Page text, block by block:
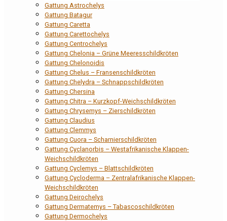
Gattung Astrochelys
Gattung Batagur
Gattung Caretta
Gattung Carettochelys
Gattung Centrochelys
Gattung Chelonia – Grüne Meeresschildkröten
Gattung Chelonoidis
Gattung Chelus – Fransenschildkröten
Gattung Chelydra – Schnappschildkröten
Gattung Chersina
Gattung Chitra – Kurzkopf-Weichschildkröten
Gattung Chrysemys – Zierschildkröten
Gattung Claudius
Gattung Clemmys
Gattung Cuora – Scharnierschildkröten
Gattung Cyclanorbis – Westafrikanische Klappen-
Weichschildkröten
Gattung Cyclemys – Blattschildkröten
Gattung Cycloderma – Zentralafrikanische Klappen-
Weichschildkröten
Gattung Deirochelys
Gattung Dermatemys – Tabascoschildkröten
Gattung Dermochelys